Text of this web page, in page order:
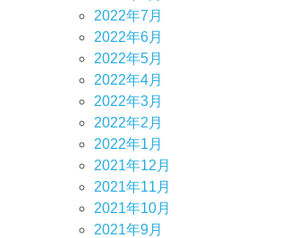
2022年7月
2022年6月
2022年5月
2022年4月
2022年3月
2022年2月
2022年1月
2021年12月
2021年11月
2021年10月
2021年9月